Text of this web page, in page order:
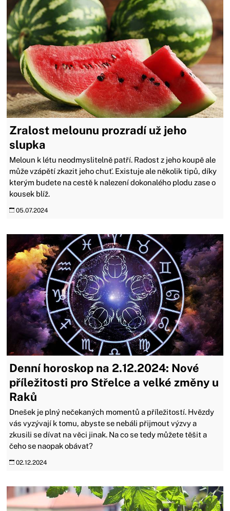
Zralost melounu prozradí už jeho
slupka
Meloun k létu neodmyslitelně patří. Radost z jeho koupě ale
může vzápětí zkazit jeho chuť. Existuje ale několik tipů, díky
kterým budete na cestě k nalezení dokonalého plodu zase o
kousek blíž.
05.07.2024
Denní horoskop na 2.12.2024: Nové
příležitosti pro Střelce a velké změny u
Raků
Dnešek je plný nečekaných momentů a příležitostí. Hvězdy
vás vyzývají k tomu, abyste se nebáli přijmout výzvy a
zkusili se dívat na věci jinak. Na co se tedy můžete těšit a
čeho se naopak obávat?
02.12.2024